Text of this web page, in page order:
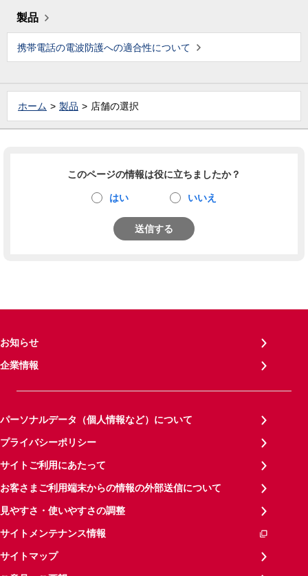
製品
携帯電話の電波防護への適合性について
ホーム 製品 店舗の選択
このページの情報は役に立ちましたか？
はい いいえ
送信する
お知らせ
企業情報
パーソナルデータ（個人情報など）について
プライバシーポリシー
サイトご利用にあたって
お客さまご利用端末からの情報の外部送信について
見やすさ・使いやすさの調整
サイトメンテナンス情報
サイトマップ